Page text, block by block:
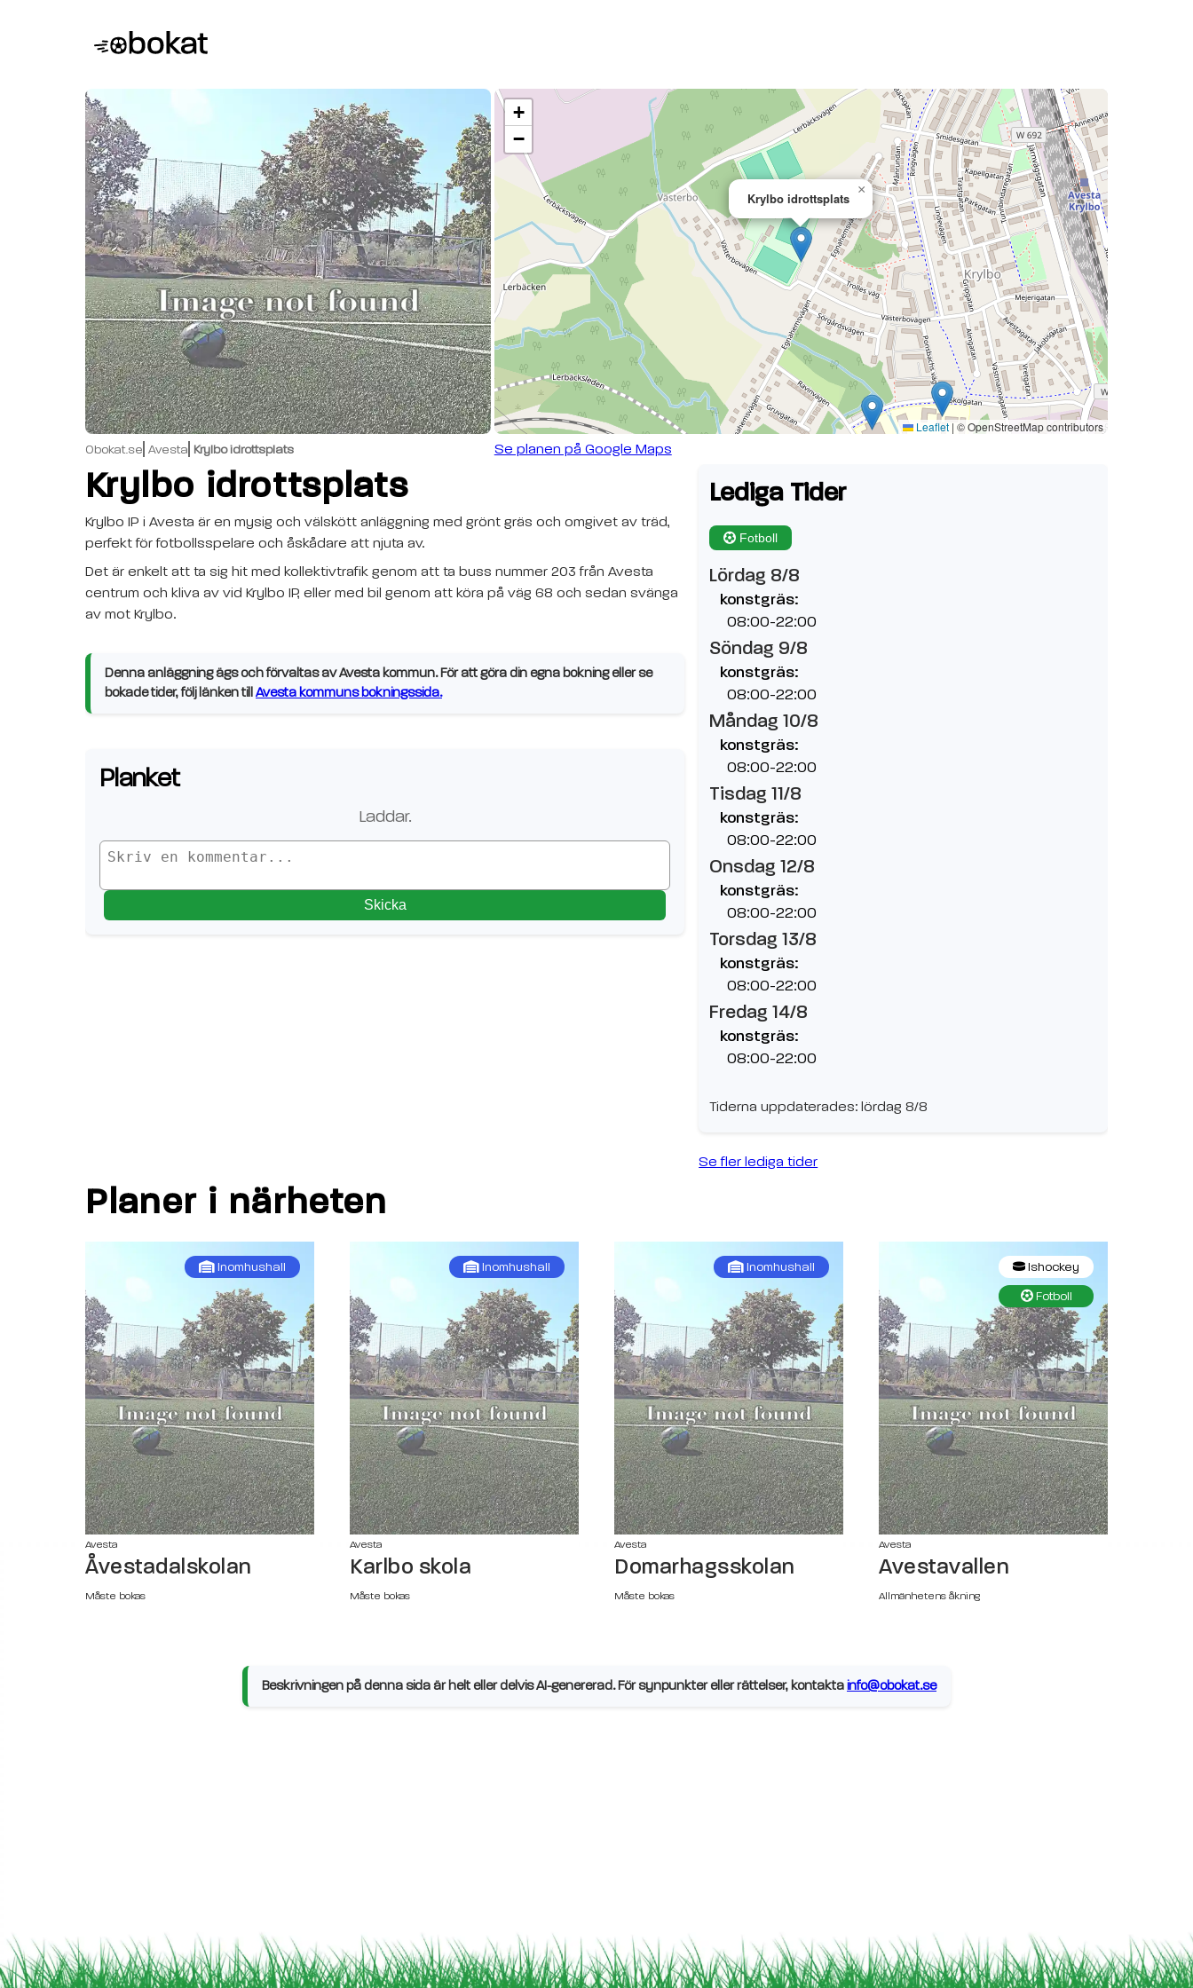
Krylbo idrottsplats
×
+
−
Leaflet | © OpenStreetMap contributors
Obokat.se Avesta Krylbo idrottsplats Se planen på Google Maps
Krylbo idrottsplats
Krylbo IP i Avesta är en mysig och välskött anläggning med grönt gräs och omgivet av träd,
perfekt för fotbollsspelare och åskådare att njuta av.
Det är enkelt att ta sig hit med kollektivtrafik genom att ta buss nummer 203 från Avesta
centrum och kliva av vid Krylbo IP, eller med bil genom att köra på väg 68 och sedan svänga
av mot Krylbo.
Denna anläggning ägs och förvaltas av Avesta kommun. För att göra din egna bokning eller se
bokade tider, följ länken till Avesta kommuns bokningssida.
Lediga Tider
Fotboll
Lördag 8/8
konstgräs:
08:00-22:00
Söndag 9/8
konstgräs:
08:00-22:00
Måndag 10/8
konstgräs:
08:00-22:00
Tisdag 11/8
konstgräs:
08:00-22:00
Onsdag 12/8
konstgräs:
08:00-22:00
Torsdag 13/8
konstgräs:
08:00-22:00
Fredag 14/8
konstgräs:
08:00-22:00
Tiderna uppdaterades: lördag 8/8
Se fler lediga tider
Planket
Laddar.
Skicka
Planer i närheten
Inomhushall
Avesta
Åvestadalskolan
Måste bokas
Inomhushall
Avesta
Karlbo skola
Måste bokas
Inomhushall
Avesta
Domarhagsskolan
Måste bokas
Ishockey
Fotboll
Avesta
Avestavallen
Allmänhetens åkning
Beskrivningen på denna sida är helt eller delvis AI-genererad. För synpunkter eller rättelser, kontaktainfo@obokat.se